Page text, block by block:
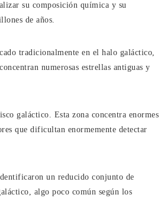
su composición química y su
de años.
tradicionalmente en el halo galáctico,
numerosas estrellas antiguas y
galáctico. Esta zona concentra enormes
que dificultan enormemente detectar
un reducido conjunto de
algo poco común según los